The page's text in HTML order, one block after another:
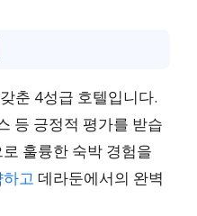
춘 4성급 호텔입니다.
등 긍정적 평가를 받습
훌륭한 숙박 경험을
고 데라둔에서의 완벽